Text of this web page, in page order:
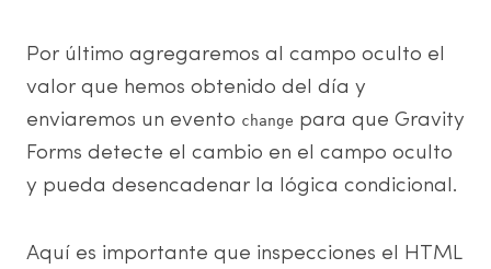
Por último agregaremos al campo oculto el
valor que hemos obtenido del día y
enviaremos un evento change para que Gravity
Forms detecte el cambio en el campo oculto
y pueda desencadenar la lógica condicional.
Aquí es importante que inspecciones el HTML